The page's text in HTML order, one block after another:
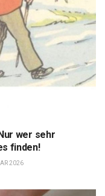
wer sehr
finden!
2026